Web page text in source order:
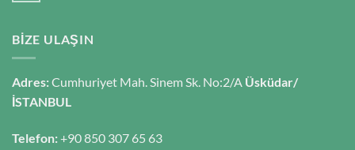
BIZE ULAŞIN
Adres:Cumhuriyet Mah. Sinem Sk. No:2/A Üsküdar/
İSTANBUL
Telefon:+90 850 307 65 63